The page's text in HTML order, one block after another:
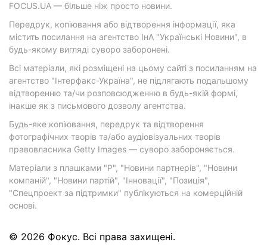
FOCUS.UA — більше ніж просто новини.
Передрук, копіювання або відтворення інформації, яка
містить посилання на агентство ІнА "Українські Новини", в
будь-якому вигляді суворо заборонені.
Всі матеріали, які розміщені на цьому сайті з посиланням на
агентство "Інтерфакс-Україна", не підлягають подальшому
відтворенню та/чи розповсюдженню в будь-якій формі,
інакше як з письмового дозволу агентства.
Будь-яке копіювання, передрук та відтворення
фотографічних творів та/або аудіовізуальних творів
правовласника Getty Images — суворо забороняється.
Матеріали з плашками "Р", "Новини партнерів", "Новини
компаній", "Новини партій", "Інновації", "Позиція",
"Спецпроект за підтримки" публікуються на комерційній
основі.
© 2026 Фокус. Всі права захищені.